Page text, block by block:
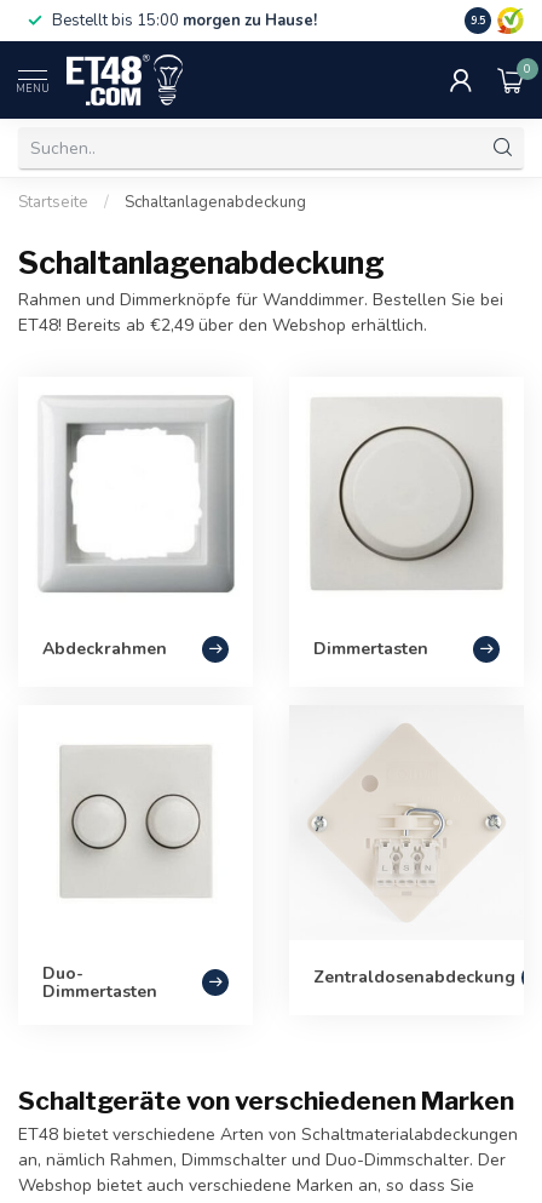
Bestellt bis 15:00 morgen zu Hause! 75 €. Nur
9.5
MENU
0
Startseite / Schaltanlagenabdeckung
Schaltanlagenabdeckung
Rahmen und Dimmerknöpfe für Wanddimmer. Bestellen Sie bei
ET48! Bereits ab €2,49 über den Webshop erhältlich.
Abdeckrahmen Dimmertasten
Duo-
Dimmertasten
Zentraldosenabdeckung
Schaltgeräte von verschiedenen Marken
ET48 bietet verschiedene Arten von Schaltmaterialabdeckungen
an, nämlich Rahmen, Dimmschalter und Duo-Dimmschalter. Der
Webshop bietet auch verschiedene Marken an, so dass Sie